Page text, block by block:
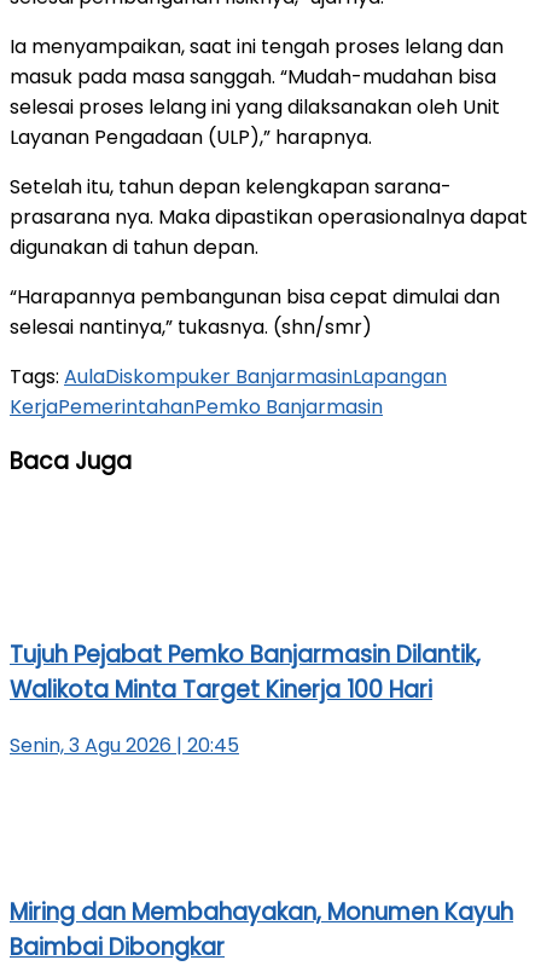
Ia menyampaikan, saat ini tengah proses lelang dan
masuk pada masa sanggah. “Mudah-mudahan bisa
selesai proses lelang ini yang dilaksanakan oleh Unit
Layanan Pengadaan (ULP),” harapnya.
Setelah itu, tahun depan kelengkapan sarana-
prasarana nya. Maka dipastikan operasionalnya dapat
digunakan di tahun depan.
“Harapannya pembangunan bisa cepat dimulai dan
selesai nantinya,” tukasnya. (shn/smr)
Tags: AulaDiskompuker BanjarmasinLapangan
KerjaPemerintahanPemko Banjarmasin
Baca Juga
Tujuh Pejabat Pemko Banjarmasin Dilantik,
Walikota Minta Target Kinerja 100 Hari
Senin, 3 Agu 2026 | 20:45
Miring dan Membahayakan, Monumen Kayuh
Baimbai Dibongkar